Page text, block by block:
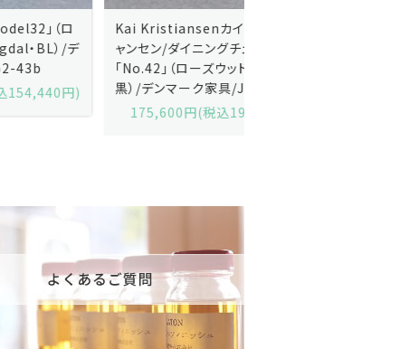
Kai Kristiansenカイ・クリスチ
ャンセン/ダイニングチェアー
「No.42」（ローズウッド・レザー
黒）/デンマーク家具/J252-57j
175,600円(税込193,160円)